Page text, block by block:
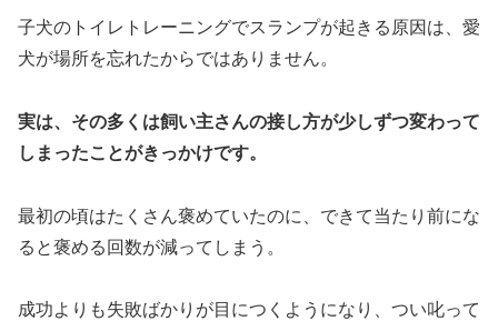
子犬のトイレトレーニングでスランプが起きる原因は、愛
犬が場所を忘れたからではありません。
実は、その多くは飼い主さんの接し方が少しずつ変わって
しまったことがきっかけです。
最初の頃はたくさん褒めていたのに、できて当たり前にな
ると褒める回数が減ってしまう。
成功よりも失敗ばかりが目につくようになり、つい叱って